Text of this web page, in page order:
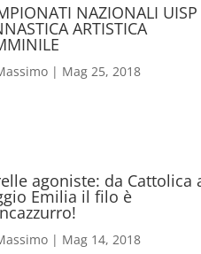
NAZIONALI UISP
ARTISTICA
| Mag 25, 2018
agoniste: da Cattolica
Emilia il filo è
| Mag 14, 2018